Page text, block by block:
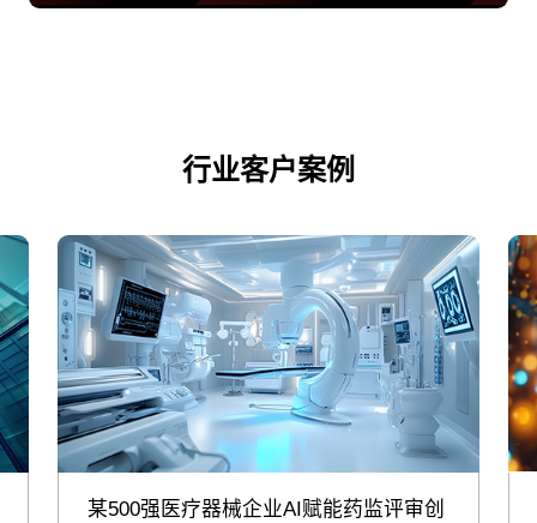
行业客户案例
某500强医疗器械企业AI赋能药监评审创